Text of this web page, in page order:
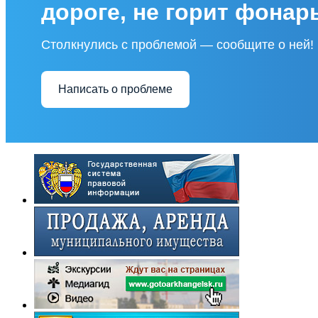
дороге, не горит
Столкнулись с проблемой — сообщите о ней!
Написать о проблеме